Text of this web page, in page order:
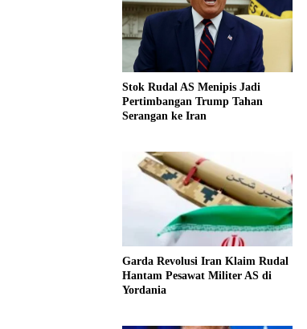
Stok Rudal AS Menipis Jadi
Pertimbangan Trump Tahan
Serangan ke Iran
Garda Revolusi Iran Klaim Rudal
Hantam Pesawat Militer AS di
Yordania